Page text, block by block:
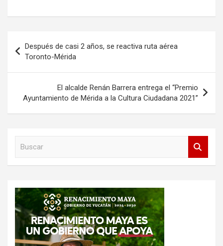
de
entradas
Después de casi 2 años, se reactiva ruta aérea
Toronto-Mérida
El alcalde Renán Barrera entrega el “Premio
Ayuntamiento de Mérida a la Cultura Ciudadana 2021”
r